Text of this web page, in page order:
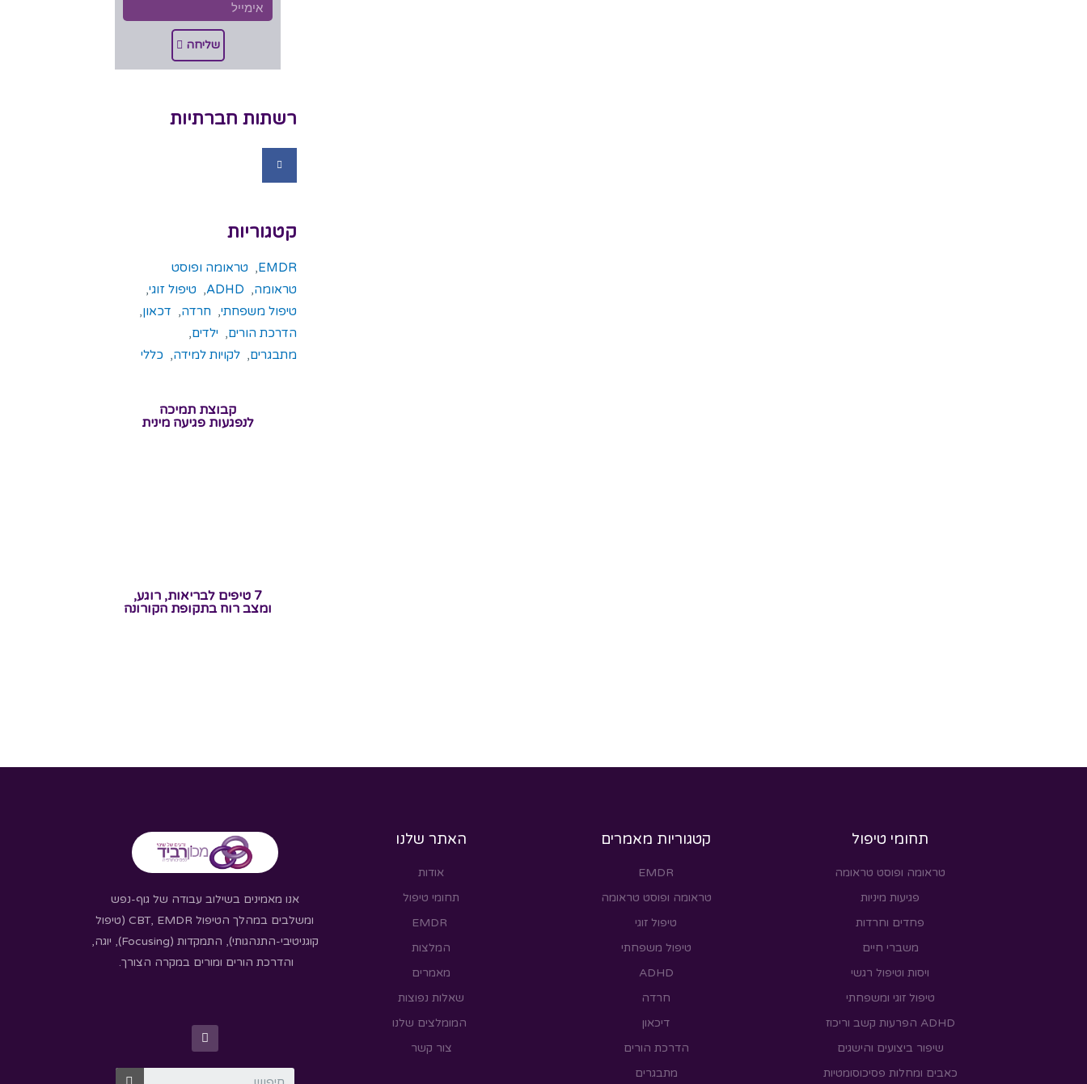
שליחה
רשתות חברתיות
קטגוריות
EMDR
, טראומה ופוסט
טראומה,
ADHD
, טיפול זוגי,
טיפול משפחתי, חרדה, דכאון,
הדרכת הורים, ילדים,
מתבגרים, לקויות למידה, כללי
קבוצת תמיכה
לנפגעות פגיעה מינית
7 טיפים לבריאות, רוגע,
ומצב רוח בתקופת הקורונה
תחומי טיפול
טראומה ופוסט טראומה
פגיעות מיניות
פחדים וחרדות
משברי חיים
ויסות וטיפול רגשי
טיפול זוגי ומשפחתי
ADHD הפרעות קשב וריכוז
שיפור ביצועים והישגים
כאבים ומחלות פסיכוסומטיות
קטגוריות מאמרים
EMDR
טראומה ופוסט טראומה
טיפול זוגי
טיפול משפחתי
ADHD
חרדה
דיכאון
הדרכת הורים
מתבגרים
האתר שלנו
אודות
תחומי טיפול
EMDR
המלצות
מאמרים
שאלות נפוצות
המומלצים שלנו
צור קשר
אנו מאמינים בשילוב עבודה של גוף-נפש
ומשלבים במהלך הטיפול CBT, EMDR (טיפול
קוגניטיבי-התנהגותי), התמקדות (Focusing), יוגה,
והדרכת הורים ומורים במקרה הצורך.